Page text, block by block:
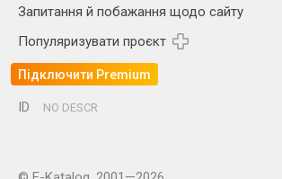
Запитання й побажання щодо сайту
Популяризувати проєкт
Підключити Premium
ID NO DESCR